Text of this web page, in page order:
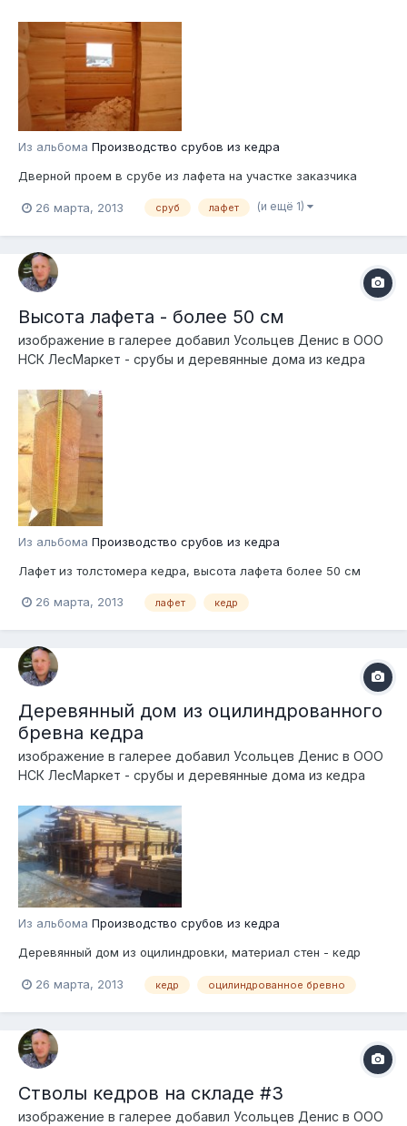
Из альбома Производство срубов из кедра
Дверной проем в срубе из лафета на участке заказчика
26 марта, 2013 сруб лафет (и ещё 1)
Высота лафета - более 50 см
изображение в галерее добавил Усольцев Денис в ООО
НСК ЛесМаркет - срубы и деревянные дома из кедра
Из альбома Производство срубов из кедра
Лафет из толстомера кедра, высота лафета более 50 см
26 марта, 2013 лафет кедр
Деревянный дом из оцилиндрованного
бревна кедра
изображение в галерее добавил Усольцев Денис в ООО
НСК ЛесМаркет - срубы и деревянные дома из кедра
Из альбома Производство срубов из кедра
Деревянный дом из оцилиндровки, материал стен - кедр
26 марта, 2013 кедр оцилиндрованное бревно
Стволы кедров на складе #3
изображение в галерее добавил Усольцев Денис в ООО